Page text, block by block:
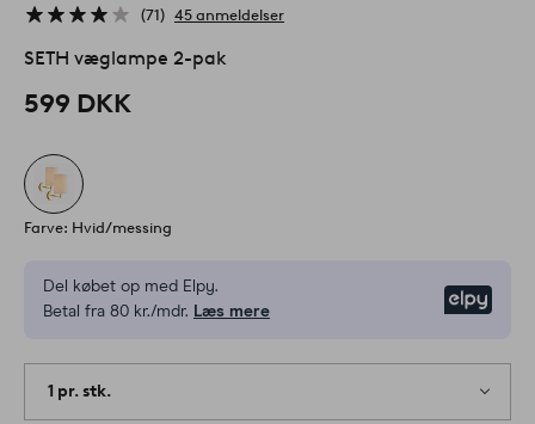
71 45 anmeldelser
SETH væglampe 2-pak
599 DKK
Farve: Hvid/messing
Del købet op med Elpy.
Betal fra 80 kr./mdr. Læs mere
1 pr. stk.